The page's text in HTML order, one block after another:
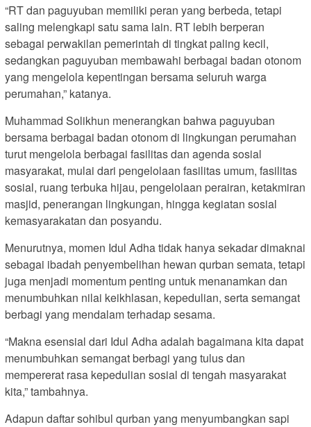
“RT dan paguyuban memiliki peran yang berbeda, tetapi
saling melengkapi satu sama lain. RT lebih berperan
sebagai perwakilan pemerintah di tingkat paling kecil,
sedangkan paguyuban membawahi berbagai badan otonom
yang mengelola kepentingan bersama seluruh warga
perumahan,” katanya.
Muhammad Solikhun menerangkan bahwa paguyuban
bersama berbagai badan otonom di lingkungan perumahan
turut mengelola berbagai fasilitas dan agenda sosial
masyarakat, mulai dari pengelolaan fasilitas umum, fasilitas
sosial, ruang terbuka hijau, pengelolaan perairan, ketakmiran
masjid, penerangan lingkungan, hingga kegiatan sosial
kemasyarakatan dan posyandu.
Menurutnya, momen Idul Adha tidak hanya sekadar dimaknai
sebagai ibadah penyembelihan hewan qurban semata, tetapi
juga menjadi momentum penting untuk menanamkan dan
menumbuhkan nilai keikhlasan, kepedulian, serta semangat
berbagi yang mendalam terhadap sesama.
“Makna esensial dari Idul Adha adalah bagaimana kita dapat
menumbuhkan semangat berbagi yang tulus dan
mempererat rasa kepedulian sosial di tengah masyarakat
kita,” tambahnya.
Adapun daftar sohibul qurban yang menyumbangkan sapi